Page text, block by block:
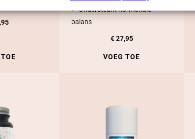
DHA
✓ Ondersteunt hormonale
balans
€27,95
VOEG TOE